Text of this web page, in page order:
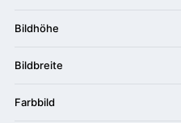
Bildhöhe
Bildbreite
Farbbild